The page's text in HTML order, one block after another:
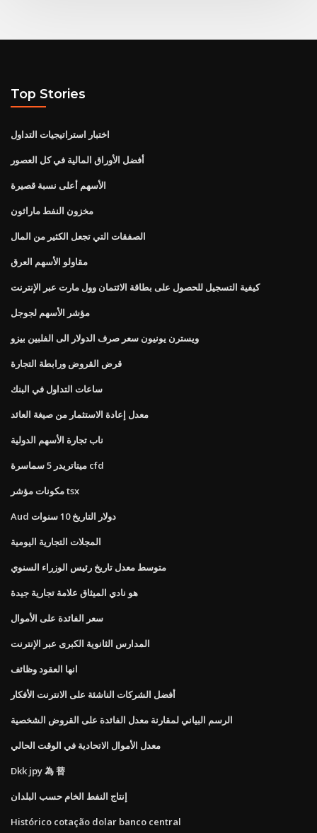
Top Stories
اختبار استراتيجيات التداول
أفضل الأوراق المالية في كل العصور
الأسهم أعلى نسبة قصيرة
مخزون النفط ماراثون
الصفقات التي تجعل الكثير من المال
مقاولو الأسهم العرق
كيفية التسجيل للحصول على بطاقة الائتمان وول مارت عبر الإنترنت
مؤشر الأسهم لجوجل
ويسترن يونيون سعر صرف الدولار الى الفلبين بيزو
قرض القروض ورابطة التجارة
ساعات التداول في البنك
معدل إعادة الاستثمار من صيغة العائد
ناب تجارة الأسهم الدولية
ميتاتريدر 5 سماسرة cfd
مكونات مؤشر tsx
Aud دولار التاريخ 10 سنوات
المجلات التجارية اليومية
متوسط ​​معدل تاريخ رئيس الوزراء السنوي
هو نادي الميثاق علامة تجارية جيدة
سعر الفائدة على الأموال
المدارس الثانوية الكبرى عبر الإنترنت
انها العقود وظائف
أفضل الشركات الناشئة على الانترنت الأفكار
الرسم البياني لمقارنة معدل الفائدة على القروض الشخصية
معدل الأموال الاتحادية في الوقت الحالي
Dkk jpy 為 替
إنتاج النفط الخام حسب البلدان
Histórico cotação dolar banco central